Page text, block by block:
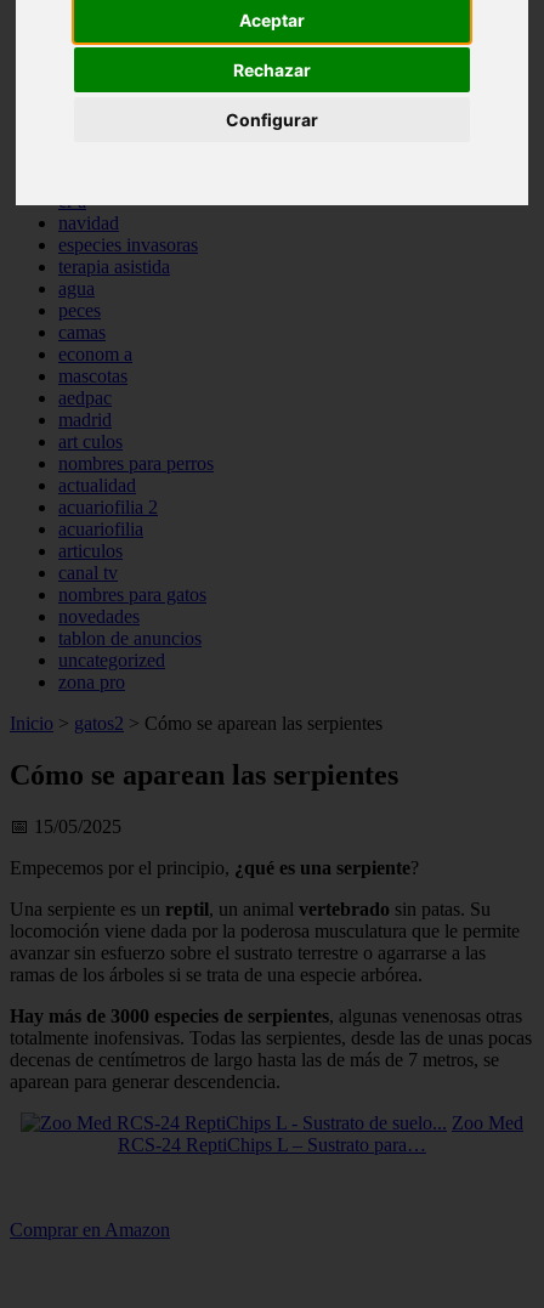
Aceptar
Rechazar
Configurar
ferias
snacks
iberzoo propet
cr a
navidad
especies invasoras
terapia asistida
agua
peces
camas
econom a
mascotas
aedpac
madrid
art culos
nombres para perros
actualidad
acuariofilia 2
acuariofilia
articulos
canal tv
nombres para gatos
novedades
tablon de anuncios
uncategorized
zona pro
Inicio > gatos2 > Cómo se aparean las serpientes
Cómo se aparean las serpientes
📅 15/05/2025
Empecemos por el principio, ¿qué es una serpiente?
Una serpiente es un reptil, un animal vertebrado sin patas. Su
locomoción viene dada por la poderosa musculatura que le permite
avanzar sin esfuerzo sobre el sustrato terrestre o agarrarse a las
ramas de los árboles si se trata de una especie arbórea.
Hay más de 3000 especies de serpientes, algunas venenosas otras
totalmente inofensivas. Todas las serpientes, desde las de unas pocas
decenas de centímetros de largo hasta las de más de 7 metros, se
aparean para generar descendencia.
Zoo Med
RCS-24 ReptiChips L – Sustrato para…
Comprar en Amazon